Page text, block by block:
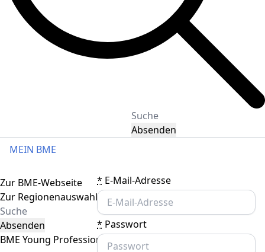
Absenden
MEIN BME
* E-Mail-Adresse
* Passwort
Toggle navigation
Zur BME-Webseite
Zur Regionenauswahl
Absenden
BME Young Professionals